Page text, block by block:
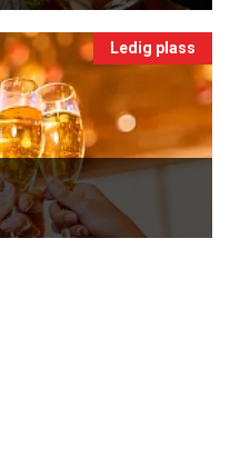
Ledig plass